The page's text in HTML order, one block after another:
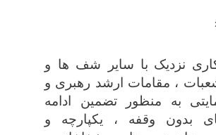
نزدیک با سایر شف ها و
، مقامات ارشد رهبری و
به منظور تضمین ادامه
بدون وقفه ، یکپارچه و